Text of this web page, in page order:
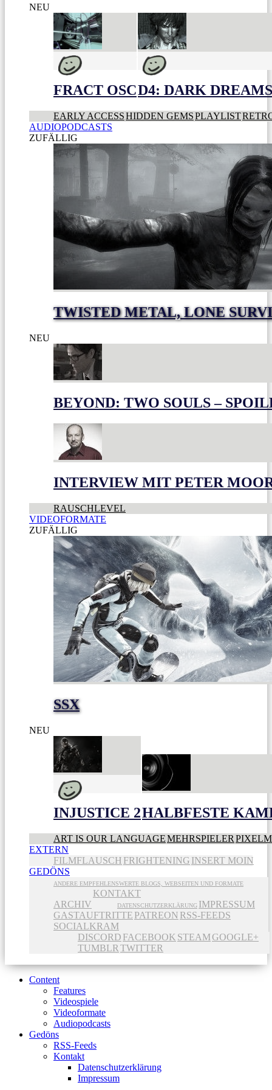
NEU
FRACT OSCD4: DARK
EARLY ACCESSHIDDEN GEMSPLAYLIST
AUDIOPODCASTS
ZUFÄLLIG
TWISTED METAL, LONE
NEU
BEYOND: TWO SOULS –
INTERVIEW MIT PETER
RAUSCHLEVEL
VIDEOFORMATE
ZUFÄLLIG
SSX
NEU
INJUSTICE 2HALBFESTE
ART IS OUR LANGUAGEMEHRSPIELER
EXTERN
FILMFLAUSCH FRIGHTENING INSERT MOIN
GEDÖNS
ANDERE EMPFEHLENSWERTE BLOGS, WEBSEITEN UND FORMATE
ARCHIV
KONTAKT
DATENSCHUTZERKLÄRUNG IMPRESSUM
GASTAUFTRITTE PATREON RSS-FEEDS
SOCIALKRAM
DISCORD FACEBOOK STEAMGOOGLE+
TUMBLR TWITTER
Content
Features
Videospiele
Videoformate
Audiopodcasts
Gedöns
RSS-Feeds
Kontakt
Datenschutzerklärung
Impressum